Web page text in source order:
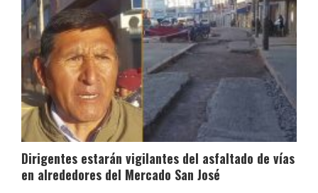
Dirigentes estarán vigilantes del asfaltado de vías
en alrededores del Mercado San José